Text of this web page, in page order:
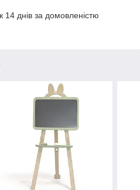
днів за домовленістю